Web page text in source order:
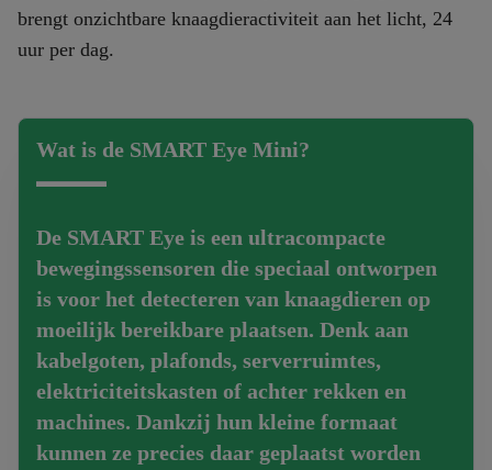
brengt onzichtbare knaagdieractiviteit aan het licht, 24
uur per dag.
Wat is de SMART Eye Mini?
De SMART Eye is een ultracompacte
bewegingssensoren die speciaal ontworpen
is voor het detecteren van knaagdieren op
moeilijk bereikbare plaatsen. Denk aan
kabelgoten, plafonds, serverruimtes,
elektriciteitskasten of achter rekken en
machines. Dankzij hun kleine formaat
kunnen ze precies daar geplaatst worden